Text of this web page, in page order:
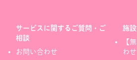
サービスに関するご質問・ご
相談
お問い合わせ
施
【
わせ